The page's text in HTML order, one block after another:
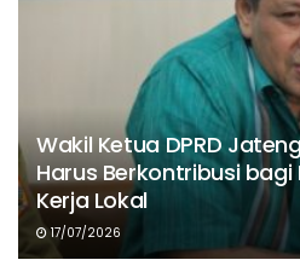
Wakil Ketua DPRD
Harus Berkontribusi
Kerja Lokal
17/07/2026